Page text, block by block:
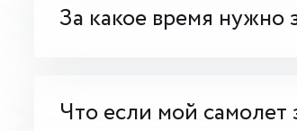
За какое время нужно
Что если мой самолет